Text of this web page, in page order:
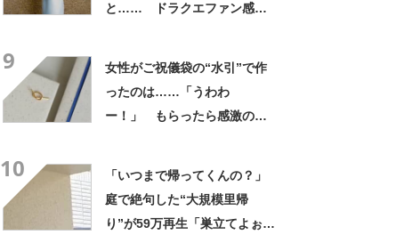
と…… ドラクエファン感動
9
女性がご祝儀袋の“水引”で作
ったのは……「うわわ
ー！」 もらったら感激のデ
10
「いつまで帰ってくんの？」
庭で絶句した“大規模里帰
り”が59万再生「巣立てよぉぉ